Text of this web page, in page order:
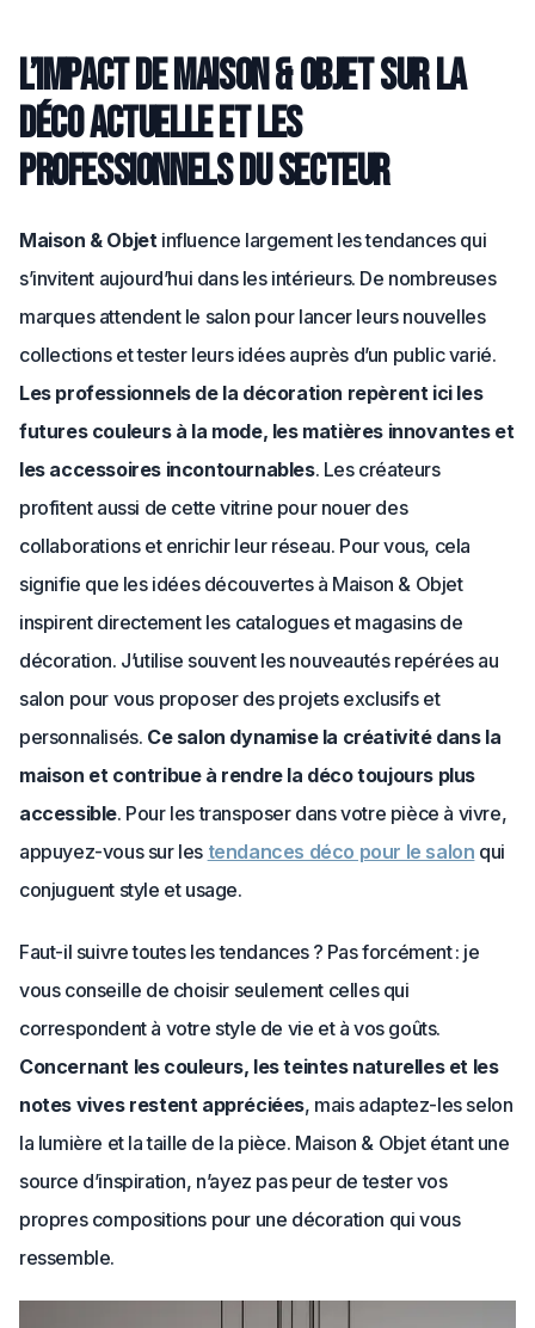
L’impact de Maison & Objet sur la
déco actuelle et les
professionnels du secteur
Maison & Objetinfluence largement les tendances qui
s’invitent aujourd’hui dans les intérieurs. De nombreuses
marques attendent le salon pour lancer leurs nouvelles
collections et tester leurs idées auprès d’un public varié.
Les professionnels de la décoration repèrent ici les
futures couleurs à la mode, les matières innovantes et
les accessoires incontournables. Les créateurs
profitent aussi de cette vitrine pour nouer des
collaborations et enrichir leur réseau. Pour vous, cela
signifie que les idées découvertes à Maison & Objet
inspirent directement les catalogues et magasins de
décoration. J’utilise souvent les nouveautés repérées au
salon pour vous proposer des projets exclusifs et
personnalisés. Ce salon dynamise la créativité dans la
maison et contribue à rendre la déco toujours plus
accessible. Pour les transposer dans votre pièce à vivre,
appuyez-vous sur les tendances déco pour le salon qui
conjuguent style et usage.
Faut-il suivre toutes les tendances ? Pas forcément : je
vous conseille de choisir seulement celles qui
correspondent à votre style de vie et à vos goûts.
Concernant les couleurs, les teintes naturelles et les
notes vives restent appréciées, mais adaptez-les selon
la lumière et la taille de la pièce. Maison & Objet étant une
source d’inspiration, n’ayez pas peur de tester vos
propres compositions pour une décoration qui vous
ressemble.